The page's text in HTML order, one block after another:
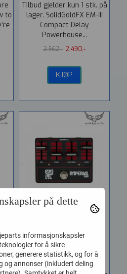
to
Tilbud gjelder kun 1 stk. på
lager. SolidGoldFX EM-III
Compact Delay
Powerhouse...
2.562,- 2.490,-
KJØP
MKII ...
Vare nr. SG-IMPFZII
Upon first glance at the
på dette
informasjonskapsler
for å sikre
generere statistikk, og for å
og annonser (inkludert deling